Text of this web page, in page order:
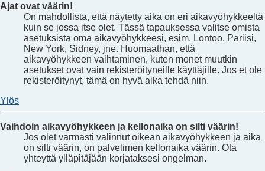
Ajat ovat väärin!
On mahdollista, että näytetty aika on eri aikavyöhykkeeltä
kuin se jossa itse olet. Tässä tapauksessa valitse omista
asetuksista oma aikavyöhykkeesi, esim. Lontoo, Pariisi,
New York, Sidney, jne. Huomaathan, että
aikavyöhykkeen vaihtaminen, kuten monet muutkin
asetukset ovat vain rekisteröityneille käyttäjille. Jos et ole
rekisteröitynyt, tämä on hyvä aika tehdä niin.
Ylös
Vaihdoin aikavyöhykkeen ja kellonaika on silti väärin!
Jos olet varmasti valinnut oikean aikavyöhykkeen ja aika
on silti väärin, on palvelimen kellonaika väärin. Ota
yhteyttä ylläpitäjään korjataksesi ongelman.